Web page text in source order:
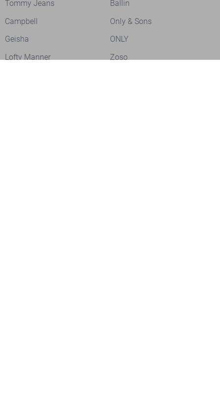
Tommy Jeans
Ballin
Campbell
Only & Sons
Geisha
ONLY
Lofty Manner
Zoso